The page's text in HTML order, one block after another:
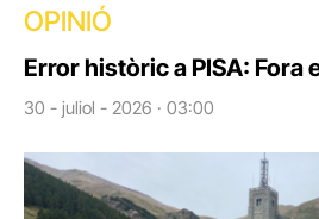
OPINIÓ
Error històric a PISA: Fora
30 - juliol - 2026 · 03:00